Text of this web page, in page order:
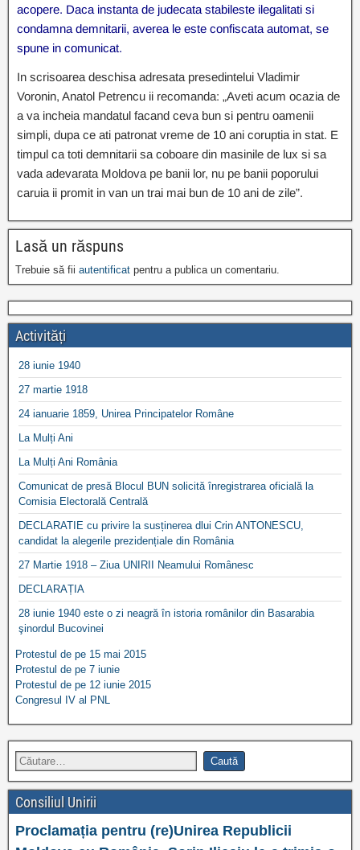
acopere. Daca instanta de judecata stabileste ilegalitati si
condamna demnitarii, averea le este confiscata automat, se
spune in comunicat.
In scrisoarea deschisa adresata presedintelui Vladimir
Voronin, Anatol Petrencu ii recomanda: „Aveti acum ocazia de
a va incheia mandatul facand ceva bun si pentru oamenii
simpli, dupa ce ati patronat vreme de 10 ani coruptia in stat. E
timpul ca toti demnitarii sa coboare din masinile de lux si sa
vada adevarata Moldova pe banii lor, nu pe banii poporului
caruia ii promit in van un trai mai bun de 10 ani de zile”.
Lasă un răspuns
Trebuie să fii autentificat pentru a publica un comentariu.
Activități
28 iunie 1940
27 martie 1918
24 ianuarie 1859, Unirea Principatelor Române
La Mulți Ani
La Mulți Ani România
Comunicat de presă Blocul BUN solicită înregistrarea oficială la
Comisia Electorală Centrală
DECLARATIE cu privire la susținerea dlui Crin ANTONESCU,
candidat la alegerile prezidențiale din România
27 Martie 1918 – Ziua UNIRII Neamului Românesc
DECLARAȚIA
28 iunie 1940 este o zi neagră în istoria românilor din Basarabia
şinordul Bucovinei
Protestul de pe 15 mai 2015
Protestul de pe 7 iunie
Protestul de pe 12 iunie 2015
Congresul IV al PNL
Consiliul Unirii
Proclamația pentru (re)Unirea Republicii